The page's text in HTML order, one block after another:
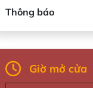
Thông báo
Giờ mở cửa